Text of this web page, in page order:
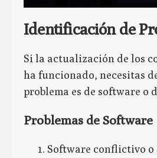
Identificación de
Si la actualización de los
ha funcionado, necesitas
problema es de software o
Problemas de Software
Software conflictivo o